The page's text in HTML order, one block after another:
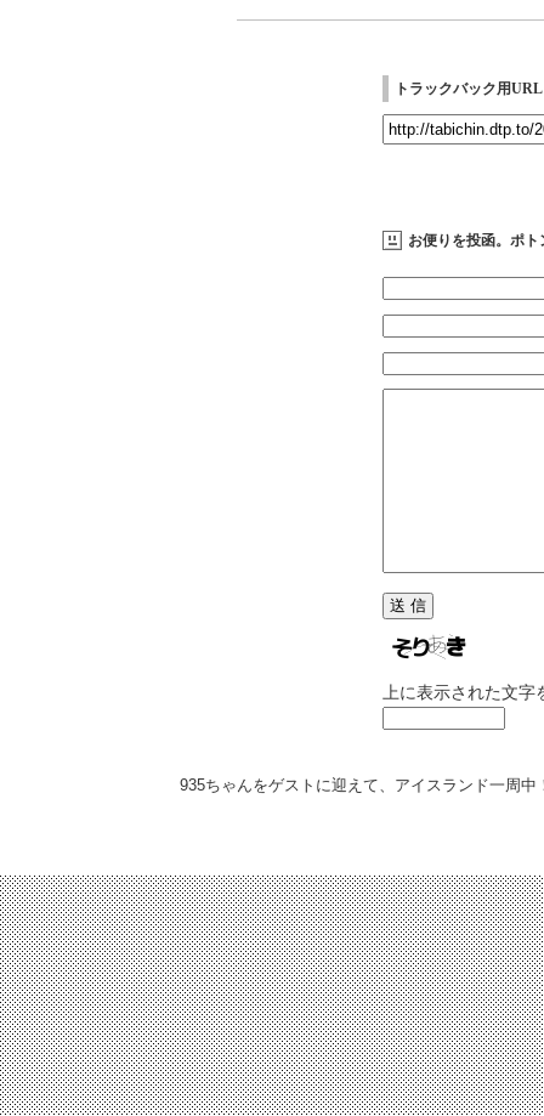
トラックバック用URL
お便りを投函。ポト
上に表示された文
935ちゃんをゲストに迎えて、アイスランド一周中